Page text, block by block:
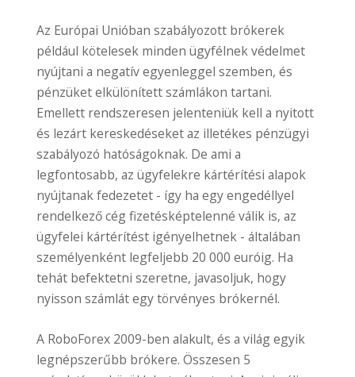
Az Európai Unióban szabályozott brókerek
például kötelesek minden ügyfélnek védelmet
nyújtani a negatív egyenleggel szemben, és
pénzüket elkülönített számlákon tartani.
Emellett rendszeresen jelenteniük kell a nyitott
és lezárt kereskedéseket az illetékes pénzügyi
szabályozó hatóságoknak. De ami a
legfontosabb, az ügyfelekre kártérítési alapok
nyújtanak fedezetet - így ha egy engedéllyel
rendelkező cég fizetésképtelenné válik is, az
ügyfelei kártérítést igényelhetnek - általában
személyenként legfeljebb 20 000 euróig. Ha
tehát befektetni szeretne, javasoljuk, hogy
nyisson számlát egy törvényes brókernél.
A RoboForex 2009-ben alakult, és a világ egyik
legnépszerűbb brókere. Összesen 5